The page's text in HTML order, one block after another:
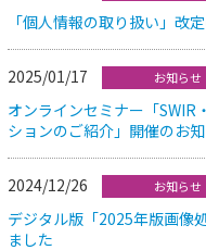
「個人情報の取り扱い」改
2025/01/17 お知らせ
オンラインセミナー「SWIR
ションのご紹介」開催のお知
2024/12/26 お知らせ
デジタル版「2025年版画像
ました